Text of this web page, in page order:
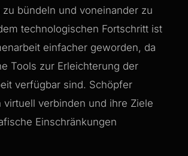
zu bündeln und voneinander zu
technologischen Fortschritt ist
einfacher geworden, da
Tools zur Erleichterung der
verfügbar sind. Schöpfer
virtuell verbinden und ihre Ziele
Einschränkungen